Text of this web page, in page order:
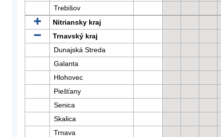
Trebišov
Nitriansky kraj
Trnavský kraj
Dunajská Streda
Galanta
Hlohovec
Piešťany
Senica
Skalica
Trnava